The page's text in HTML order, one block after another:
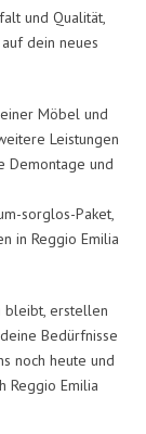
und Qualität,
dein neues
Möbel und
Leistungen
Demontage und
sorglos-Paket,
in Reggio Emilia
bleibt, erstellen
Bedürfnisse
noch heute und
Reggio Emilia